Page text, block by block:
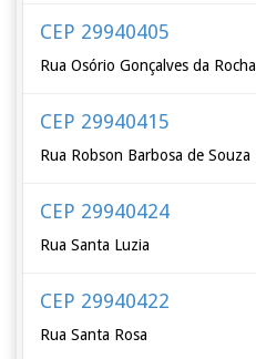
CEP 29940405
Rua Osório Gonçalves da Rocha
CEP 29940415
Rua Robson Barbosa de Souza
CEP 29940424
Rua Santa Luzia
CEP 29940422
Rua Santa Rosa